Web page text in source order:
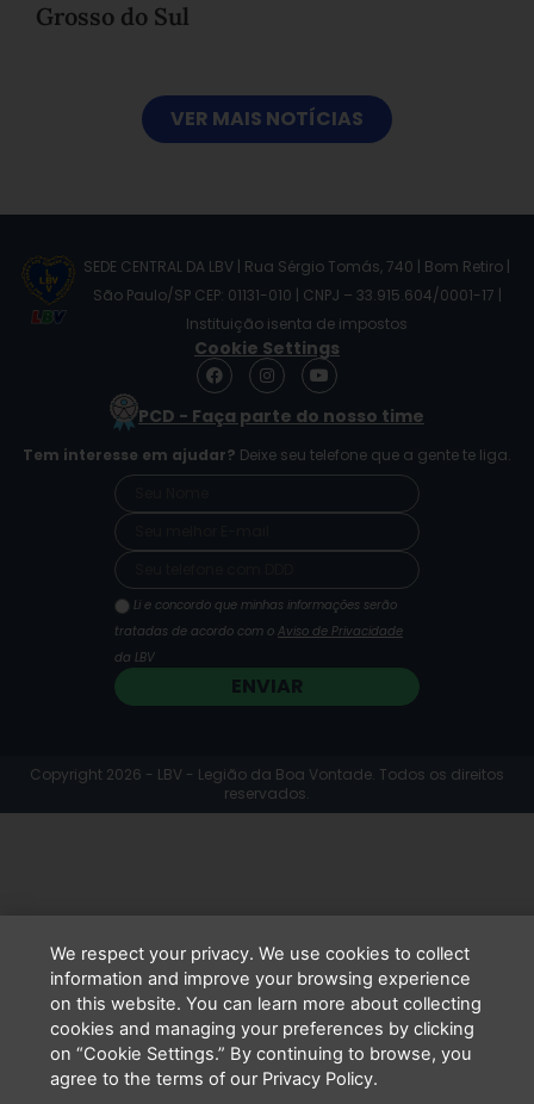
Grosso do Sul
VER MAIS NOTÍCIAS
SEDE CENTRAL DA LBV | Rua Sérgio Tomás, 740 | Bom Retiro |
São Paulo/SP CEP: 01131-010 | CNPJ – 33.915.604/0001-17 |
Instituição isenta de impostos
Cookie Settings
F
a
e
o
o
I
n
s
t
g
r
m
Y
o
t
b
e
PCD - Faça parte do nosso time
Tem interesse em ajudar? Deixe seu telefone que a gente te liga.
Li e concordo que minhas informações serão
tratadas de acordo com o Aviso de Privacidade
da LBV
ENVIAR
Copyright 2026 - LBV - Legião da Boa Vontade. Todos os direitos
reservados.
We respect your privacy. We use cookies to collect
information and improve your browsing experience
on this website. You can learn more about collecting
cookies and managing your preferences by clicking
on “Cookie Settings.” By continuing to browse, you
agree to the terms of our Privacy Policy.